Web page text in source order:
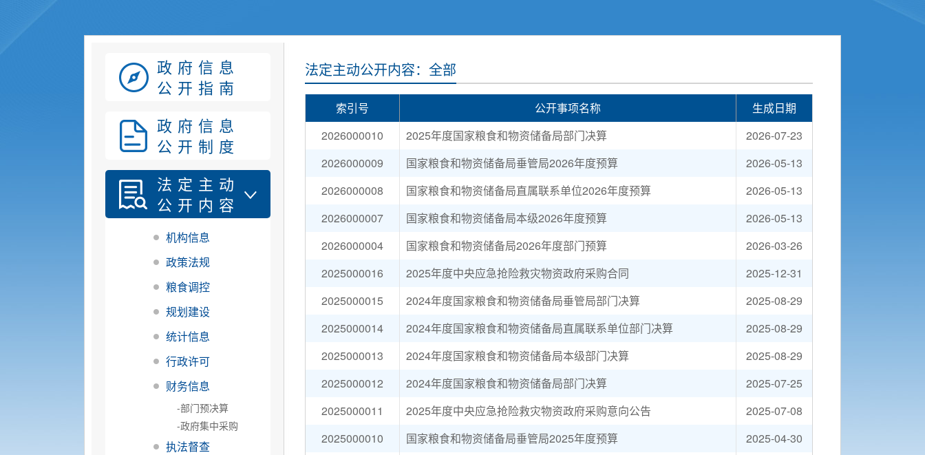
政府信息
公开指南
政府信息
公开制度
法定主动
公开内容
机构信息
政策法规
粮食调控
规划建设
统计信息
行政许可
财务信息
-部门预决算
-政府集中采购
执法督查
法定主动公开内容：全部
索引号 公开事项名称
生成日期
2026000010
2025年度国家粮食和物资储备局部门决算
2026-07-23
2026000009
国家粮食和物资储备局垂管局2026年度预算
2026-05-13
2026000008
国家粮食和物资储备局直属联系单位2026年度预算
2026-05-13
2026000007
国家粮食和物资储备局本级2026年度预算
2026-05-13
2026000004
国家粮食和物资储备局2026年度部门预算
2026-03-26
2025000016
2025年度中央应急抢险救灾物资政府采购合同
2025-12-31
2025000015
2024年度国家粮食和物资储备局垂管局部门决算
2025-08-29
2025000014
2024年度国家粮食和物资储备局直属联系单位部门决算
2025-08-29
2025000013
2024年度国家粮食和物资储备局本级部门决算
2025-08-29
2025000012
2024年度国家粮食和物资储备局部门决算
2025-07-25
2025000011
2025年度中央应急抢险救灾物资政府采购意向公告
2025-07-08
2025000010
国家粮食和物资储备局垂管局2025年度预算
2025-04-30